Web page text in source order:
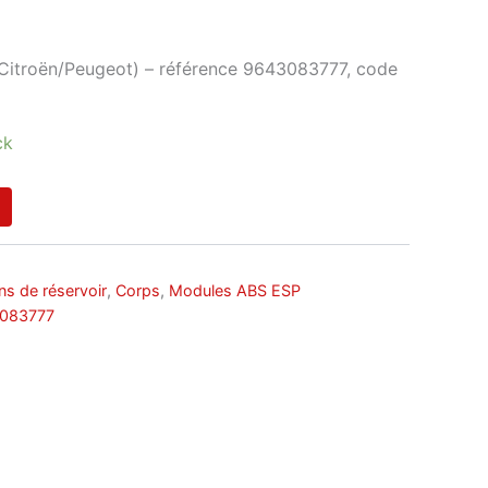
Peugeot) – référence 9643083777, code
de réservoir, Corps, Modules ABS ESP